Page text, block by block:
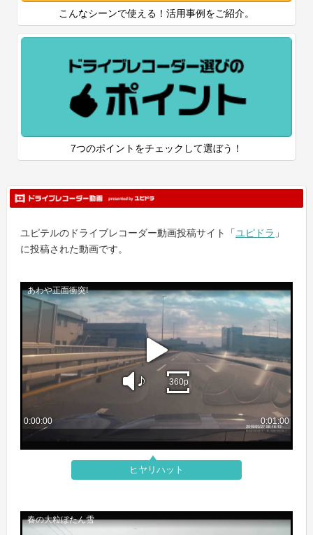
こんなシーンで使える！活用事例をご紹介。
7つのポイントをチェックして選ぼう！
ユピテルのドライブレコーダー動画投稿サイト「ユピドラ 」
に投稿された動画です。
ヒヤリハット